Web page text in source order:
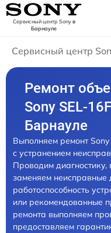
Сервисный центр Sonyв
Барнауле
Сервисный центр
Ремонт
Sony SEL-
Барнауле
Выполняем ремонт
с устранением
Проводим
заменяем неисправные
работоспособность
или рекомендованные
ремонта выполняем
предоставляем